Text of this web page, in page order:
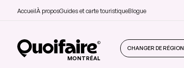
AccueilÀ proposGuides et carte touristiqueBlogue
MONTRÉAL
CHANGER DE RÉGION